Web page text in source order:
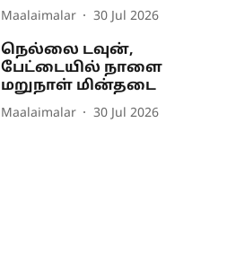
Maalaimalar 30 Jul 2026
நெல்லை டவுன்,
பேட்டையில் நாளை
மறுநாள் மின்தடை
Maalaimalar 30 Jul 2026